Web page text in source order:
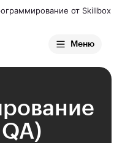
от Skillbox
Меню